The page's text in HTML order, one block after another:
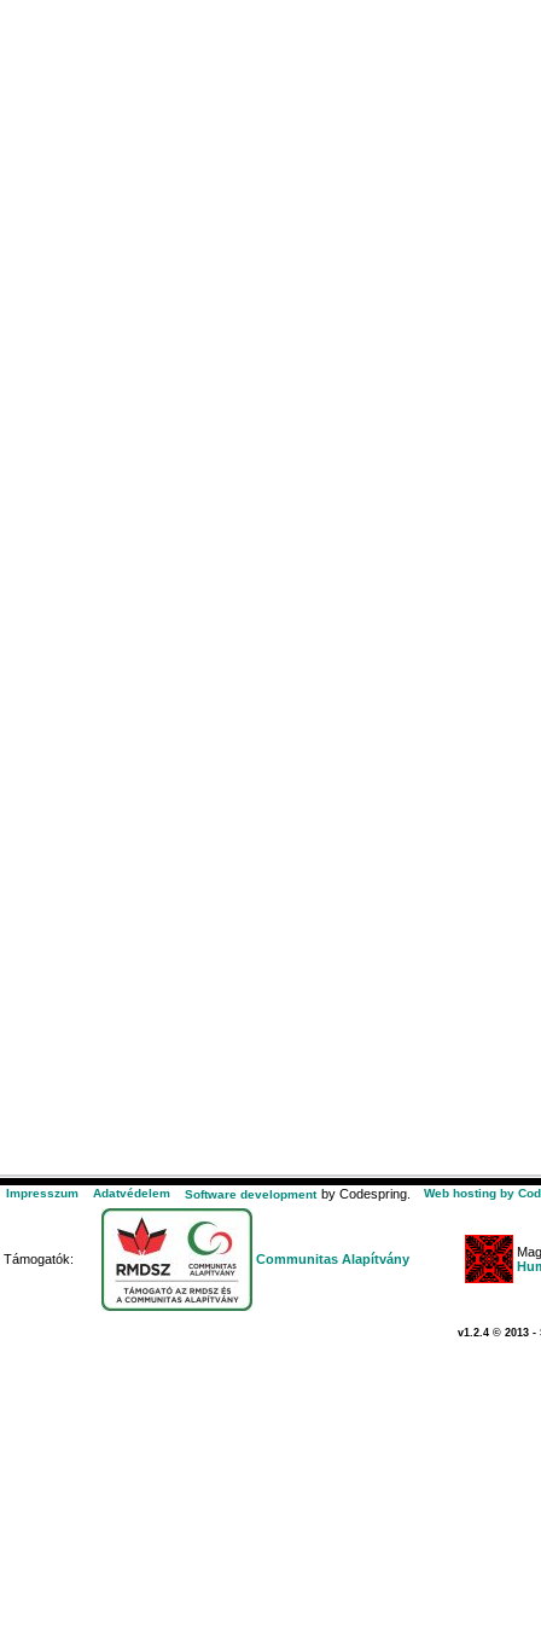
Impresszum Adatvédelem Software development by Codespring. Web hosting by
Támogatók: Communitas Alapítvány
v1.2.4 © 2013